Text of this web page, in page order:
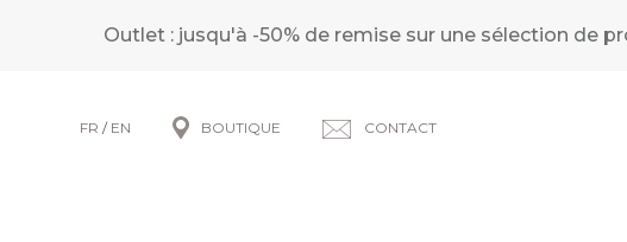
Outlet : jusqu'à -50% de remise sur une sélection de
FR / EN BOUTIQUE CONTACT